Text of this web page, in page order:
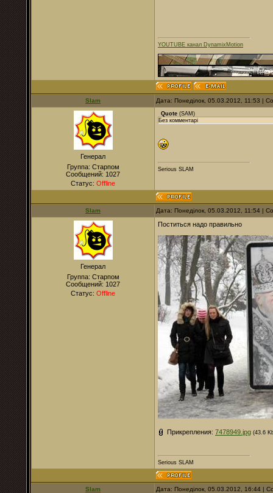
YOUTUBE канал DynamixMotion
Slam Дата: Понеділок, 05.03.2012, 11:53 |
Генерал
Группа: Старпом
Сообщений: 1027
Статус: Offline
Quote (SAM )
Без комментарі
Serious SLAM
Slam Дата: Понеділок, 05.03.2012, 11:54 |
Генерал
Группа: Старпом
Сообщений: 1027
Статус: Offline
Поститься надо правильно
Прикрепления: 7478949.jpg (43.6
Serious SLAM
Slam Дата: Понеділок, 05.03.2012, 16:44 |